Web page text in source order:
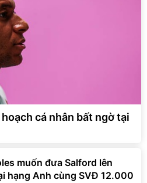
cá nhân bất ngờ tại
muốn đưa Salford lên
hạng Anh cùng SVĐ 12.000